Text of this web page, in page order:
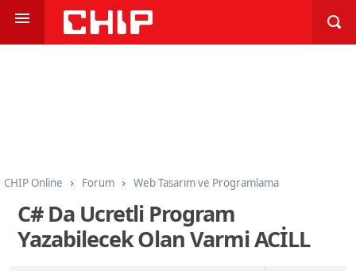
CHIP Online Forum
Web Tasarım ve Programlama
Programlama
C# Da Ucretli Program
Yazabilecek Olan Varmi ACİLL